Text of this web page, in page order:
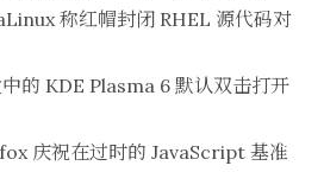
称红帽封闭 RHEL 源代码对
的 KDE Plasma 6 默认双击打开
庆祝在过时的 JavaScript 基准